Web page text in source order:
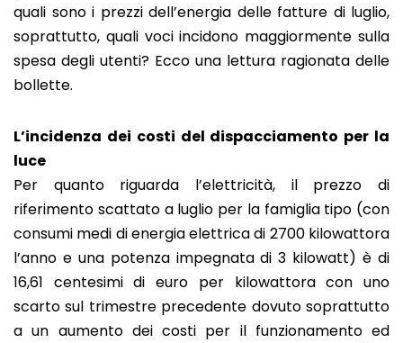
quali sono i prezzi dell’energia delle fatture di luglio,
soprattutto, quali voci incidono maggiormente sulla
spesa degli utenti? Ecco una lettura ragionata delle
bollette.
L’incidenza dei costi del dispacciamento per la
luce
Per quanto riguarda l’elettricità, il prezzo di
riferimento scattato a luglio per la famiglia tipo (con
consumi medi di energia elettrica di 2700 kilowattora
l’anno e una potenza impegnata di 3 kilowatt) è di
16,61 centesimi di euro per kilowattora con uno
scarto sul trimestre precedente dovuto soprattutto
a un aumento dei costi per il funzionamento ed